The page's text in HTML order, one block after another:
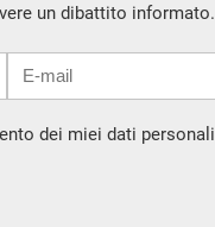
un dibattito informato.
dei miei dati personali